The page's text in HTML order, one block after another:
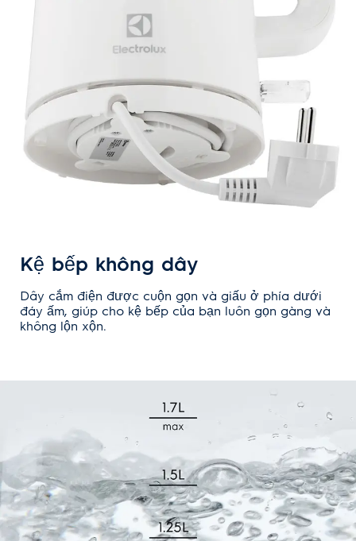
Kệ bếp không dây
Dây cắm điện được cuộn gọn và giấu ở phía dưới
đáy ấm, giúp cho kệ bếp của bạn luôn gọn gàng và
không lộn xộn.